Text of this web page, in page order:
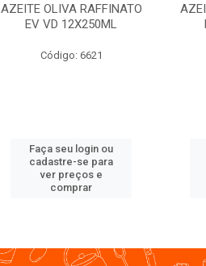
AZEITE OLIVA RAFFINATO
EV VD 12X250ML
Código: 6621
Faça seu login ou
cadastre-se para
ver preços e
comprar